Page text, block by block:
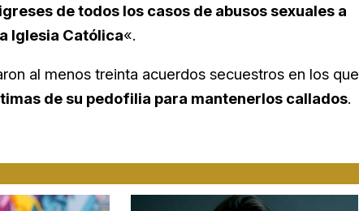
de todos los casos de abusos sexuales a
Iglesia Católica«.
al menos treinta acuerdos secuestros en los que
de su pedofilia para mantenerlos callados.